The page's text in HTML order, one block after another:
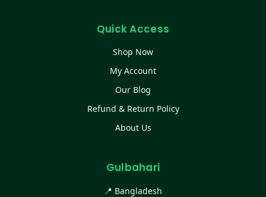
Quick Access
Shop Now
My Account
Our Blog
Refund & Return Policy
About Us
Gulbahari
📍 Bangladesh